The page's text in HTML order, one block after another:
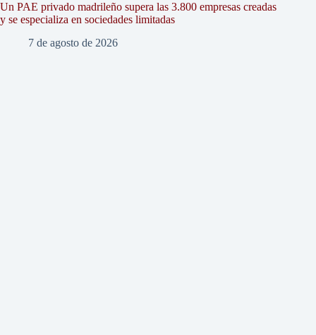
Un PAE privado madrileño supera las 3.800 empresas creadas
y se especializa en sociedades limitadas
7 de agosto de 2026